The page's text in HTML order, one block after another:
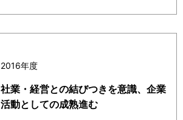
2016年度
社業・経営との結びつきを意識、企業
活動としての成熟進む